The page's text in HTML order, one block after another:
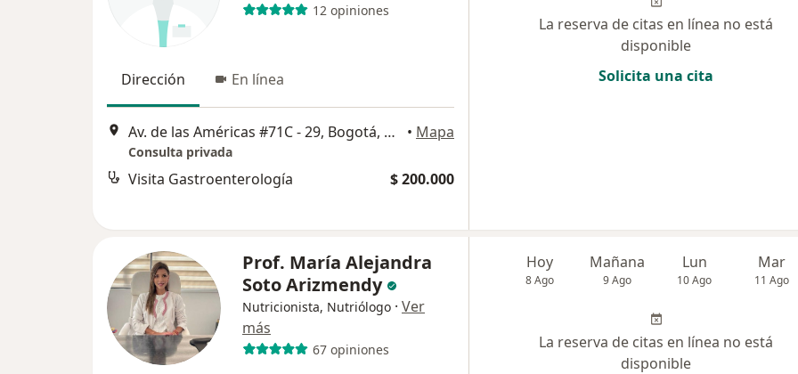
12 opiniones
Dirección En línea
Av. de las Américas #71C - 29, Bogotá, Bogotá • Mapa
Consulta privada
Visita Gastroenterología $ 200.000
La reserva de citas en línea no está
disponible
Solicita una cita
Prof. María Alejandra
Soto Arizmendy
Nutricionista, Nutriólogo · Ver
más
67 opiniones
Hoy
8 Ago
Mañana
9 Ago
Lun
10 Ago
Mar
11 Ago
La reserva de citas en línea no está
disponible